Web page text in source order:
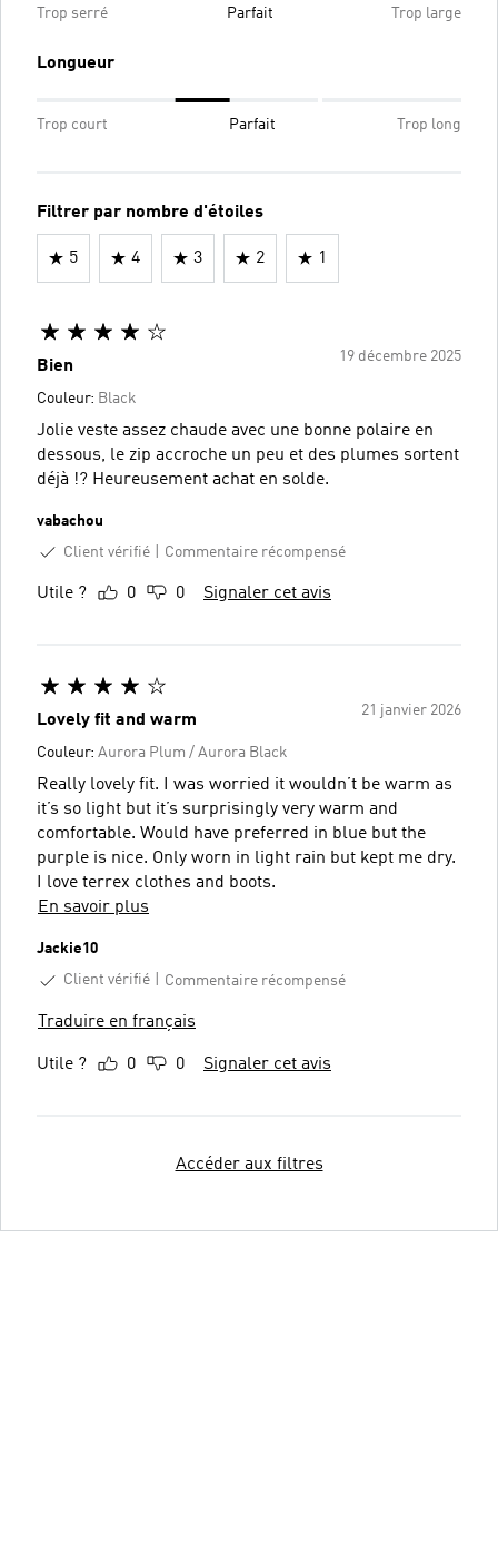
Trop serré Parfait Trop large
Longueur
Trop court Parfait Trop long
Filtrer par nombre d'étoiles
5 4 3 2 1
19 décembre 2025
Bien
Couleur: Black
Jolie veste assez chaude avec une bonne polaire en
dessous, le zip accroche un peu et des plumes sortent
déjà !? Heureusement achat en solde.
vabachou
Client vérifié
Commentaire récompensé
Utile ? 0 0 Signaler cet avis
21 janvier 2026
Lovely fit and warm
Couleur: Aurora Plum / Aurora Black
Really lovely fit. I was worried it wouldn’t be warm as
it’s so light but it’s surprisingly very warm and
comfortable. Would have preferred in blue but the
purple is nice. Only worn in light rain but kept me dry.
I love terrex clothes and boots.
En savoir plus
Jackie10
Client vérifié
Commentaire récompensé
Traduire en français
Utile ? 0 0 Signaler cet avis
Accéder aux filtres